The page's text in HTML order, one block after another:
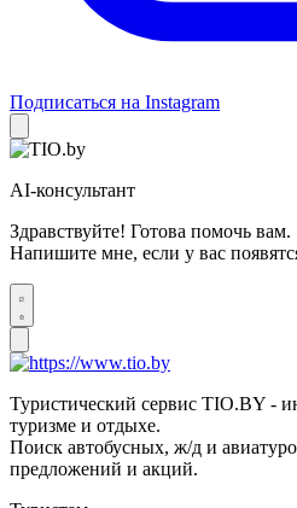
Подписаться на Instagram
AI-консультант
Здравствуйте! Готова помочь вам.
Напишите мне, если у вас
Туристический сервис TIO.BY -
туризме и отдыхе.
Поиск автобусных, ж/д и
предложений и акций.